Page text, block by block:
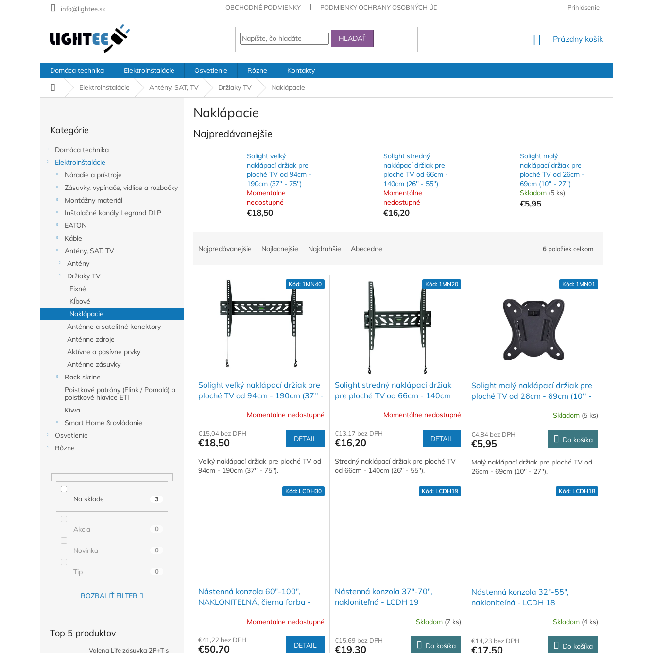
na
info@lightee.sk OBCHODNÉ PODMIENKY PODMIENKY OCHRANY OSOBNÝCH ÚDAJOV Prihlásenie
HĽADAŤ
NÁKUPNÝ
Prázdny košík
Domáca technika Elektroinštalácie Osvetlenie Rôzne
Kontakty
DomovElektroinštalácie Antény, SAT, TV Držiaky TV Naklápacie
kategórie
Kategórie
Domáca technika
Elektroinštalácie
Náradie a prístroje
Zásuvky, vypínače, vidlice a rozbočky
Montážny materiál
Inštalačné kanály Legrand DLP
EATON
Káble
Antény, SAT, TV
Antény
Držiaky TV
Fixné
Kĺbové
Naklápacie
Anténne a satelitné konektory
Anténne zdroje
Aktívne a pasívne prvky
Anténne zásuvky
Rack skrine
Poistkové patróny (Flink / Pomalá) a
poistkové hlavice ETI
Kiwa
Smart Home & ovládanie
Osvetlenie
Rôzne
Na sklade 3
Akcia 0
Novinka 0
Tip 0
ROZBALIŤ FILTER
Top 5 produktov
Valena Life zásuvka 2P+T s
Naklápacie
Najpredávanejšie
Solight veľký
naklápací držiak pre
ploché TV od 94cm -
190cm (37'' - 75'')
Momentálne
nedostupné
€18,50
Solight stredný
naklápací držiak pre
ploché TV od 66cm -
140cm (26'' - 55'')
Momentálne
nedostupné
€16,20
Solight malý
naklápací držiak pre
ploché TV od 26cm -
69cm (10'' - 27'')
Skladom (5 ks)
€5,95
Najpredávanejšie Najlacnejšie Najdrahšie Abecedne 6 položiek celkom
Solight veľký naklápací držiak pre
ploché TV od 94cm - 190cm (37'' -
Momentálne nedostupné
€15,04 bez DPH
€18,50 DETAIL
Veľký naklápací držiak pre ploché TV od
94cm - 190cm (37'' - 75'').
Kód: 1MN40
Solight stredný naklápací držiak
pre ploché TV od 66cm - 140cm
Momentálne nedostupné
€13,17 bez DPH
€16,20 DETAIL
Stredný naklápací držiak pre ploché TV
od 66cm - 140cm (26'' - 55'').
Kód: 1MN20
Solight malý naklápací držiak pre
ploché TV od 26cm - 69cm (10'' -
Skladom (5 ks)
€4,84 bez DPH
€5,95 Do košíka
Malý naklápací držiak pre ploché TV od
26cm - 69cm (10'' - 27'').
Kód: 1MN01
Nástenná konzola 60"-100",
NAKLONITEĽNÁ, čierna farba -
Momentálne nedostupné
€41,22 bez DPH
€50,70 DETAIL
Kód: LCDH30
Nástenná konzola 37"-70",
nakloniteľná - LCDH 19
Skladom (7 ks)
€15,69 bez DPH
€19,30 Do košíka
Kód: LCDH19
Nástenná konzola 32"-55",
nakloniteľná - LCDH 18
Skladom (4 ks)
€14,23 bez DPH
€17,50 Do košíka
Kód: LCDH18